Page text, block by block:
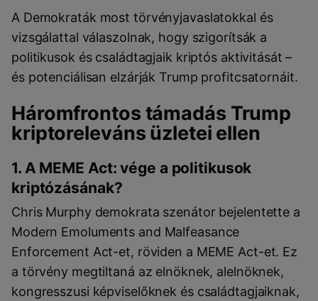
A Demokraták most törvényjavaslatokkal és
vizsgálattal válaszolnak, hogy szigorítsák a
politikusok és családtagjaik kriptós aktivitását –
és potenciálisan elzárják Trump profitcsatornáit.
Háromfrontos támadás Trump
kriptoreleváns üzletei ellen
1. A MEME Act: vége a politikusok
kriptózásának?
Chris Murphy demokrata szenátor bejelentette a
Modern Emoluments and Malfeasance
Enforcement Act-et, röviden a MEME Act-et. Ez
a törvény megtiltaná az elnöknek, alelnöknek,
kongresszusi képviselőknek és családtagjaiknak,